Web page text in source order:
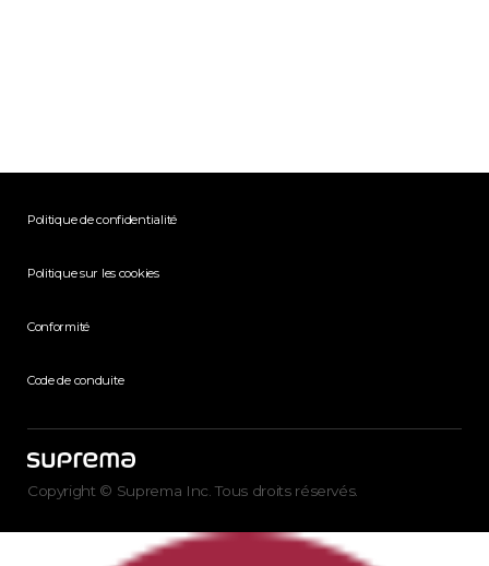
Politique de confidentialité
Politique sur les cookies
Conformité
Code de conduite
Copyright © Suprema Inc. Tous droits réservés.